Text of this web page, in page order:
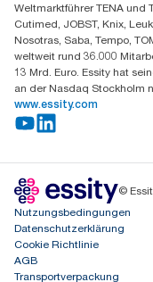
Weltmarktführer TENA und
Cutimed, JOBST, Knix,
Nosotras, Saba, Tempo,
weltweit rund 36.000
13 Mrd. Euro. Essity hat
an der Nasdaq Stockholm
www.essity.com
©
Nutzungsbedingungen
Datenschutzerklärung
Cookie Richtlinie
AGB
Transportverpackung